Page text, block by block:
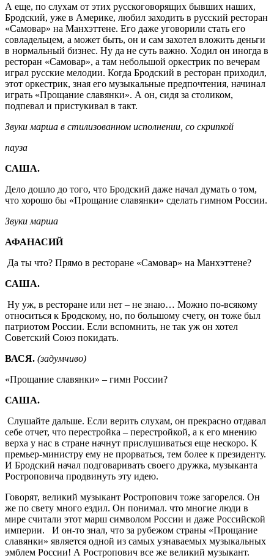
А еще, по слухам от этих русскоговорящих бывших наших,
Бродский, уже в Америке, любил заходить в русский ресторан
«Самовар» на Манхэттене. Его даже уговорили стать его
совладельцем, а может быть, он и сам захотел вложить деньги
в нормальный бизнес. Ну да не суть важно. Ходил он иногда в
ресторан «Самовар», а там небольшой оркестрик по вечерам
играл русские мелодии. Когда Бродский в ресторан приходил,
этот оркестрик, зная его музыкальные предпочтения, начинал
играть «Прощание славянки». А он, сидя за столиком,
подпевал и пристукивал в такт.
Звуки марша в стилизованном исполнении, со скрипкой
пауза
САША.
Дело дошло до того, что Бродский даже начал думать о том,
что хорошо бы «Прощание славянки» сделать гимном России.
Звуки марша
АФАНАСИЙ
Да ты что? Прямо в ресторане «Самовар» на Манхэттене?
САША.
Ну уж, в ресторане или нет – не знаю… Можно по-всякому
относиться к Бродскому, но, по большому счету, он тоже был
патриотом России. Если вспомнить, не так уж он хотел
Советский Союз покидать.
ВАСЯ. (задумчиво)
«Прощание славянки» – гимн России?
САША.
Слушайте дальше. Если верить слухам, он прекрасно отдавал
себе отчет, что перестройка – перестройкой, а к его мнению
верха у нас в стране начнут прислушиваться еще нескоро. К
премьер-министру ему не прорваться, тем более к президенту.
И Бродский начал подговаривать своего дружка, музыканта
Ростроповича продвинуть эту идею.
Говорят, великий музыкант Ростропович тоже загорелся. Он
же по свету много ездил. Он понимал. что многие люди в
мире считали этот марш символом России и даже Российской
империи. И он-то знал, что за рубежом страны «Прощание
славянки» является одной из самых узнаваемых музыкальных
эмблем России! А Ростропович все же великий музыкант.